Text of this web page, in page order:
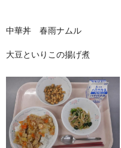
中華丼 春雨ナムル
大豆といりこの揚げ煮